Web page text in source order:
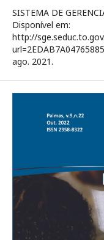
SISTEMA DE
Disponível em:
http://
ago. 2021.